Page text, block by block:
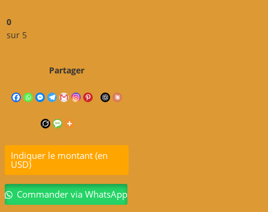
0
sur 5
Partager
Indiquer le montant (en
USD)
Commander via WhatsApp